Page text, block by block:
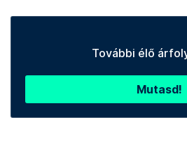
További élő
Mutasd!